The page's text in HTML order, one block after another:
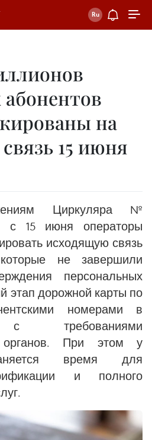
на
15 июня
Циркуляра №
с 15 июня операторы
исходящую связь
не завершили
персональных
этап дорожной карты по
номерами в
с требованиями
органов. При этом у
время для
и полного